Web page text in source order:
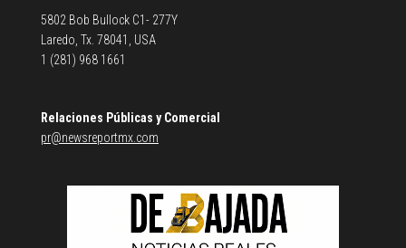
5802 Bob Bullock C1- 277Y
Laredo, Tx. 78041, USA
1 (281) 968 1661
Relaciones Públicas y Comercial
pr@newsreportmx.com